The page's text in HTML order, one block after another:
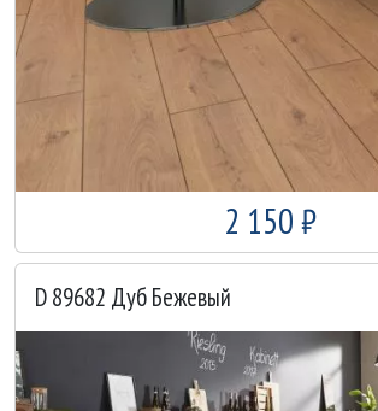
2 150 ₽
D 89682 Дуб Бежевый